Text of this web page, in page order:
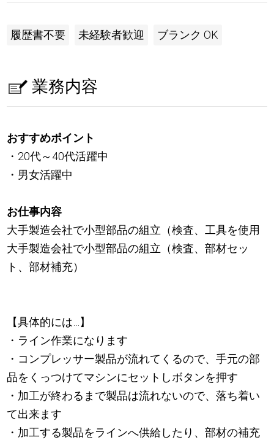
履歴書不要 未経験者歓迎 ブランク OK
業務内容
おすすめポイント
・20代～40代活躍中
・男女活躍中
お仕事内容
大手製造会社で小型部品の組立（検査、工具を使用
大手製造会社で小型部品の組立（検査、部材セッ
ト、部材補充）
【具体的には…】
・ライン作業になります
・コンプレッサー製品が流れてくるので、手元の部
品をくっつけてマシンにセットしボタンを押す
・加工が終わるまで製品は流れないので、落ち着い
て出来ます
・加工する製品をラインへ供給したり、部材の補充